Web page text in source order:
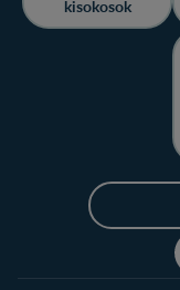
kisokosok